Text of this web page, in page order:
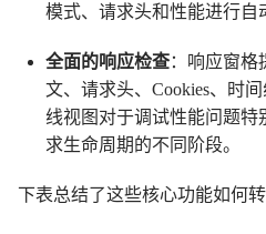
模式、请求头和性能进行自
全面的响应检查：响应窗格
文、请求头、Cookies、时
线视图对于调试性能问题
求生命周期的不同阶段。
下表总结了这些核心功能如何